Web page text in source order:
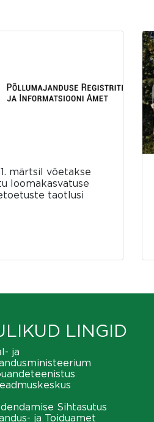
märtsil võetakse
loomakasvatuse
taotlusi
LINGID
ja
Sihtasutus
ja Toiduamet